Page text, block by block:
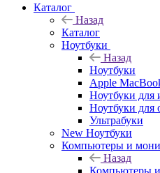
Каталог
Назад
Каталог
Ноутбуки
Назад
Ноутбуки
Apple
Ноутбуки для
Ноутбуки для
Ультрабуки
New Ноутбуки
Компьютеры и
Назад
Компьютеры